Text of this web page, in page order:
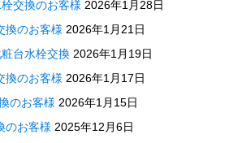
交換のお客様 2026年1月28日
のお客様 2026年1月21日
台水栓交換 2026年1月19日
のお客様 2026年1月17日
のお客様 2026年1月15日
お客様 2025年12月6日